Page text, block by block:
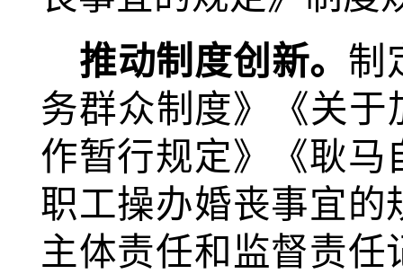
推动制度创新。 制
务群众制度》《关于
作暂行规定》《耿马
职工操办婚丧事宜的
主体责任和监督责